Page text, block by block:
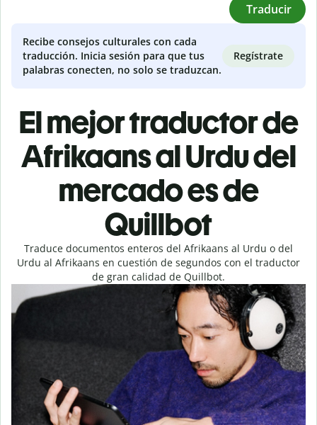
Traducir
Recibe consejos culturales con cada
traducción. Inicia sesión para que tus
palabras conecten, no solo se traduzcan.
Regístrate
El mejor traductor de
Afrikaans al Urdu del
mercado es de
Quillbot
Traduce documentos enteros del Afrikaans al Urdu o del
Urdu al Afrikaans en cuestión de segundos con el traductor
de gran calidad de Quillbot.